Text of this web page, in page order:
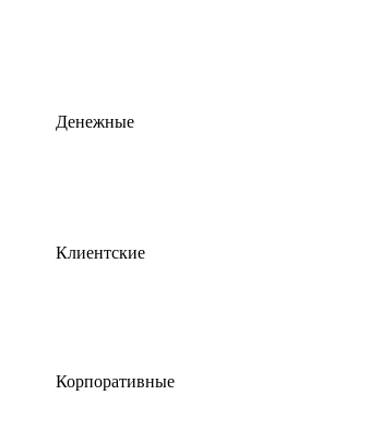
Денежные
Клиентские
Корпоративные